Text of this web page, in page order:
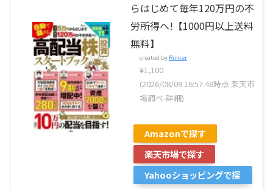
らはじめて毎年120万円の不
労所得へ!【1000円以上送料
無料】
created by Rinker
¥1,100
(2026/08/09 16:57:48時点 楽天市
場調べ-詳細)
Amazonで探す
楽天市場で探す
Yahooショッピングで探